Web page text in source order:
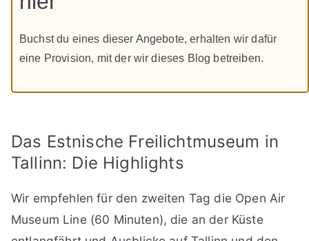
Buchst du eines dieser Angebote, erhalten wir dafür
eine Provision, mit der wir dieses Blog betreiben.
Das Estnische Freilichtmuseum in
Tallinn: Die Highlights
Wir empfehlen für den zweiten Tag die Open Air
Museum Line (60 Minuten), die an der Küste